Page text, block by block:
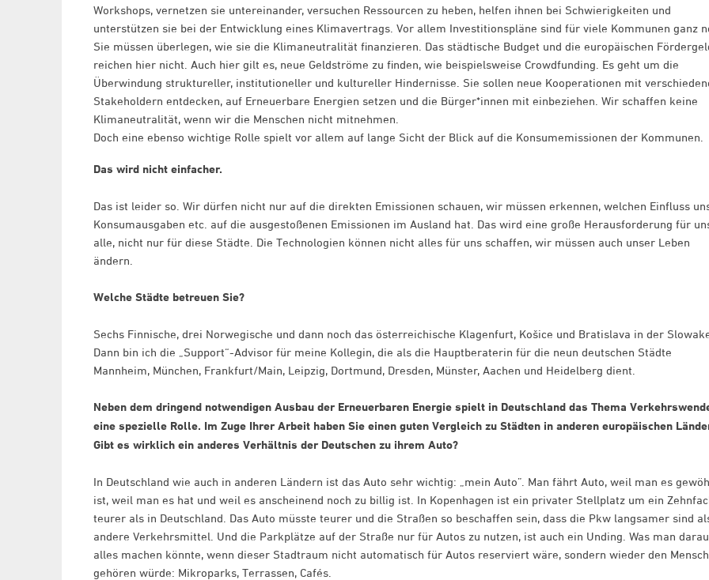
Workshops, vernetzen sie untereinander, versuchen Ressourcen zu heben, helfen ihnen bei Schwierigkeiten und
unterstützen sie bei der Entwicklung eines Klimavertrags. Vor allem Investitionspläne sind für viele Kommunen ganz
Sie müssen überlegen, wie sie die Klimaneutralität finanzieren. Das städtische Budget und die europäischen
reichen hier nicht. Auch hier gilt es, neue Geldströme zu finden, wie beispielsweise Crowdfunding. Es geht um die
Überwindung struktureller, institutioneller und kultureller Hindernisse. Sie sollen neue Kooperationen mit
Stakeholdern entdecken, auf Erneuerbare Energien setzen und die Bürger*innen mit einbeziehen. Wir schaffen keine
Klimaneutralität, wenn wir die Menschen nicht mitnehmen.
Doch eine ebenso wichtige Rolle spielt vor allem auf lange Sicht der Blick auf die Konsumemissionen der Kommunen.
Das wird nicht einfacher.
Das ist leider so. Wir dürfen nicht nur auf die direkten Emissionen schauen, wir müssen erkennen, welchen Einfluss
Konsumausgaben etc. auf die ausgestoßenen Emissionen im Ausland hat. Das wird eine große Herausforderung für
alle, nicht nur für diese Städte. Die Technologien können nicht alles für uns schaffen, wir müssen auch unser Leben
ändern.
Welche Städte betreuen Sie?
Sechs Finnische, drei Norwegische und dann noch das österreichische Klagenfurt, Košice und Bratislava in der
Dann bin ich die „Support“-Advisor für meine Kollegin, die als die Hauptberaterin für die neun deutschen Städte
Mannheim, München, Frankfurt/Main, Leipzig, Dortmund, Dresden, Münster, Aachen und Heidelberg dient.
Neben dem dringend notwendigen Ausbau der Erneuerbaren Energie spielt in Deutschland das Thema
eine spezielle Rolle. Im Zuge Ihrer Arbeit haben Sie einen guten Vergleich zu Städten in anderen europäischen
Gibt es wirklich ein anderes Verhältnis der Deutschen zu ihrem Auto?
In Deutschland wie auch in anderen Ländern ist das Auto sehr wichtig: „mein Auto”. Man fährt Auto, weil man es
ist, weil man es hat und weil es anscheinend noch zu billig ist. In Kopenhagen ist ein privater Stellplatz um ein
teurer als in Deutschland. Das Auto müsste teurer und die Straßen so beschaffen sein, dass die Pkw langsamer sind
andere Verkehrsmittel. Und die Parkplätze auf der Straße nur für Autos zu nutzen, ist auch ein Unding. Was man
alles machen könnte, wenn dieser Stadtraum nicht automatisch für Autos reserviert wäre, sondern wieder den
gehören würde: Mikroparks, Terrassen, Cafés.